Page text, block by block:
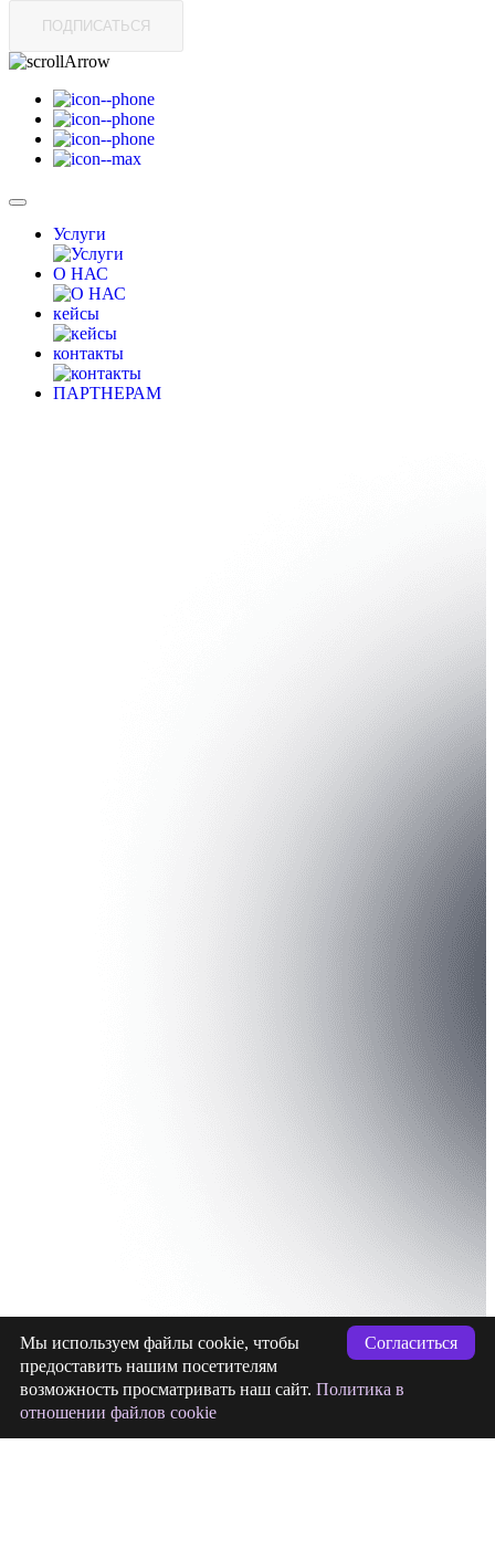
ПОДПИСАТЬСЯ
Услуги
О НАС
кейсы
контакты
ПАРТНЕРАМ
Согласиться
Мы используем файлы cookie, чтобы
предоставить нашим посетителям
возможность просматривать наш сайт. Политика в
отношении файлов cookie